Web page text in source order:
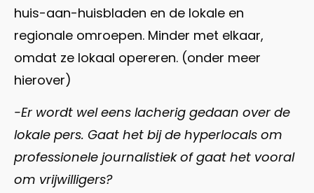
huis-aan-huisbladen en de lokale en
regionale omroepen. Minder met elkaar,
omdat ze lokaal opereren. (onder meer
hierover)
-Er wordt wel eens lacherig gedaan over de
lokale pers. Gaat het bij de hyperlocals om
professionele journalistiek of gaat het vooral
om vrijwilligers?